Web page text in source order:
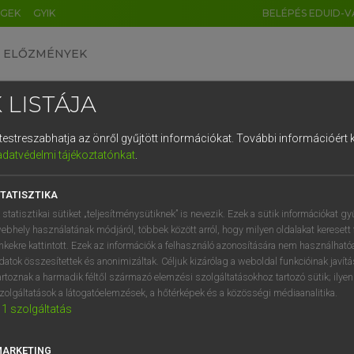
GYIK BELÉPÉS EDUID-
ELŐZMÉNYEK
egyetemes nagyszótár
VAN ELŐFIZETÉSED?
megtekintéséhez.
LISTÁJA
az önről gyűjtött információkat. További információért
tájékoztatónkat.
statisztikai sütiket „teljesítménysütiknek” is nevezik. Ezek a sütik információkat
használatának módjáról, többek között arról, hogy milyen oldalakat keresett
kattintott. Ezek az információk a felhasználó azonosítására nem
összesítettek és anonimizáltak. Céljuk kizárólag a weboldal funkcióinak
a harmadik féltől származó elemzési szolgáltatásokhoz tartozó sütik;
a látogatóelemzések, a hőtérképek és a közösségi médiaanalitika.
1 szolgáltatás
DE CN FR ES IT NL
1 2 3 4 5 6 7 8 9
q w e r t z u i
a s d f g h j k l é
í y x c v b n m , .